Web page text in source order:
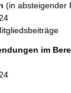
(in absteigender
im